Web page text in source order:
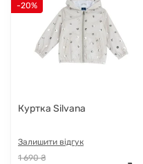
-20%
Куртка Silvana
Залишити відгук
1 690 ₴